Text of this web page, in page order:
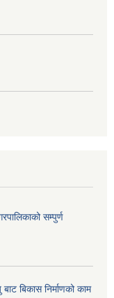
सम्पुर्ण
बिकास निर्माणको काम